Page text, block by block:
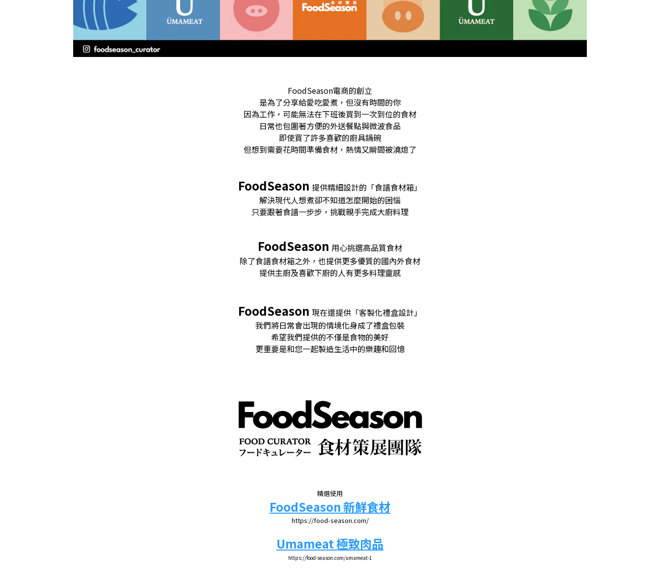
FoodSeason電商的創立
是為了分享給愛吃愛煮，但沒有時間的你
因為工作，可能無法在下班後買到一次到位的食材
日常也包圍著方便的外送餐點與微波食品
即使買了許多喜歡的廚具鍋碗
但想到需要花時間準備食材，熱情又瞬間被澆熄了
FoodSeason 提供精細設計的「食譜食材箱」
解決現代人想煮卻不知道怎麼開始的困惱
只要跟著食譜一步步，挑戰親手完成大廚料理
FoodSeason 用心挑選高品質食材
除了食譜食材箱之外，也提供更多優質的國內外食材
提供主廚及喜歡下廚的人有更多料理靈感
FoodSeason 現在還提供「客製化禮盒設計」
我們將日常會出現的情境化身成了禮盒包裝
希望我們提供的不僅是食物的美好
更重要是和您一起製造生活中的樂趣和回憶
精選使用
FoodSeason 新鮮食材
https://food-season.com/
Umameat 極致肉品
https://food-season.com/umameat-1